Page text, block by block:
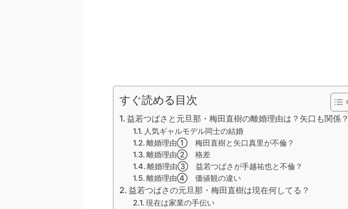
すぐ読める目次
益若つばさと元旦那・梅田直樹の離婚理由は？矢口も関係？
人気ギャルモデル同士の結婚
離婚理由① 梅田直樹と矢口真里が不倫？
離婚理由② 格差
離婚理由③ 益若つばさが手越祐也と不倫？
離婚理由④ 価値観の違い
益若つばさの元旦那・梅田直樹は現在何してる？
現在は家業の手伝い